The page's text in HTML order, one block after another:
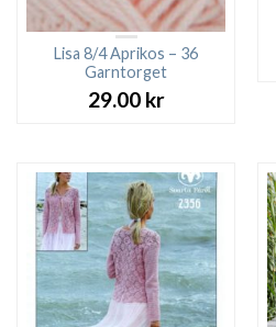
Lisa 8/4 Aprikos – 36
Garntorget
29.00 kr